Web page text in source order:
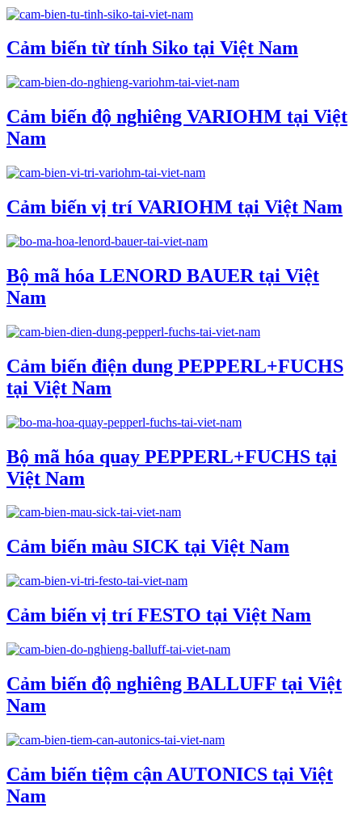
Cảm biến từ tính Siko tại Việt Nam
Cảm biến độ nghiêng VARIOHM tại Việt
Nam
Cảm biến vị trí VARIOHM tại Việt Nam
Bộ mã hóa LENORD BAUER tại Việt
Nam
Cảm biến điện dung PEPPERL+FUCHS
tại Việt Nam
Bộ mã hóa quay PEPPERL+FUCHS tại
Việt Nam
Cảm biến màu SICK tại Việt Nam
Cảm biến vị trí FESTO tại Việt Nam
Cảm biến độ nghiêng BALLUFF tại Việt
Nam
Cảm biến tiệm cận AUTONICS tại Việt
Nam